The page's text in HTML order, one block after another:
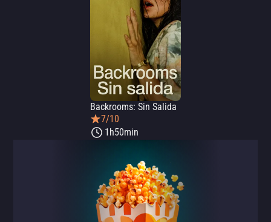
Backrooms: Sin Salida
7/10
1h50min